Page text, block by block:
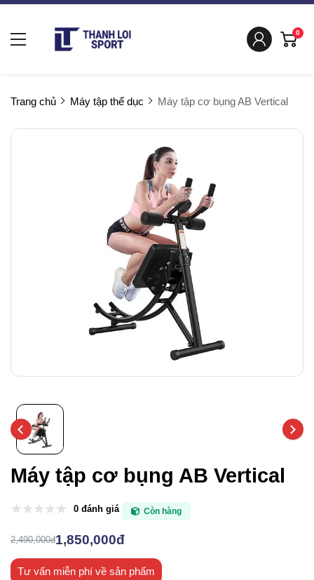
0
Trang chủ Máy tập thể dục Máy tập cơ bụng AB Vertical
Máy tập cơ bụng AB Vertical
0 đánh giá Còn hàng
2,490,000đ1,850,000đ
Tư vấn miễn phí về sản phẩm